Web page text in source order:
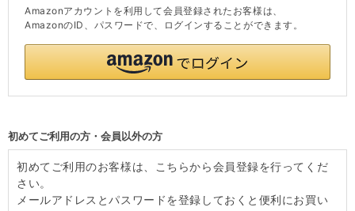
Amazonアカウントを利用して会員登録されたお客様は、
AmazonのID、パスワードで、ログインすることができます。
初めてご利用の方・会員以外の方
初めてご利用のお客様は、こちらから会員登録を行ってくだ
さい。
メールアドレスとパスワードを登録しておくと便利にお買い